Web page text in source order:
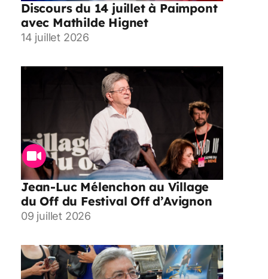
Discours du 14 juillet à Paimpont
avec Mathilde Hignet
14 juillet 2026
Jean-Luc Mélenchon au Village
du Off du Festival Off d’Avignon
09 juillet 2026